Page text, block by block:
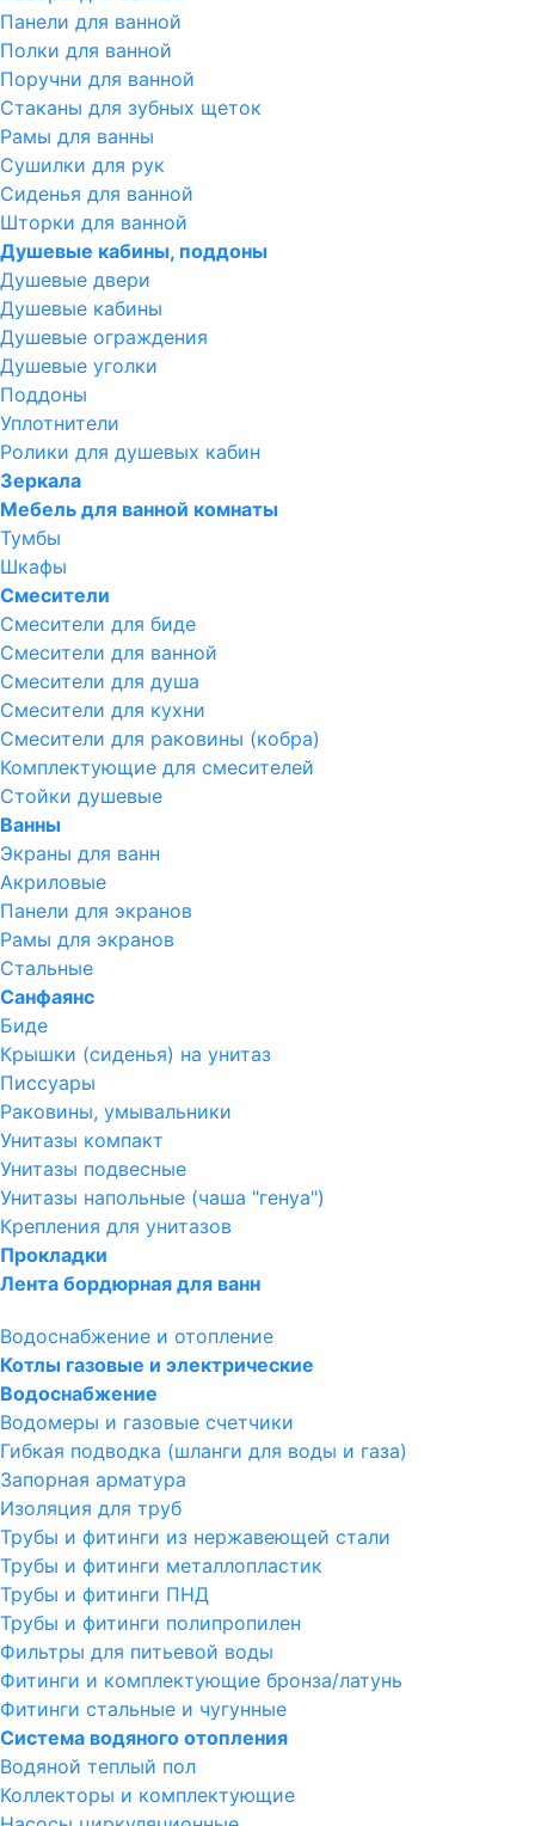
Панели для ванной
Полки для ванной
Поручни для ванной
Стаканы для зубных щеток
Рамы для ванны
Сушилки для рук
Сиденья для ванной
Шторки для ванной
Душевые кабины, поддоны
Душевые двери
Душевые кабины
Душевые ограждения
Душевые уголки
Поддоны
Уплотнители
Ролики для душевых кабин
Зеркала
Мебель для ванной комнаты
Тумбы
Шкафы
Смесители
Смесители для биде
Смесители для ванной
Смесители для душа
Смесители для кухни
Смесители для раковины (кобра)
Комплектующие для смесителей
Стойки душевые
Ванны
Экраны для ванн
Акриловые
Панели для экранов
Рамы для экранов
Стальные
Санфаянс
Биде
Крышки (сиденья) на унитаз
Писсуары
Раковины, умывальники
Унитазы компакт
Унитазы подвесные
Унитазы напольные (чаша "генуа")
Крепления для унитазов
Прокладки
Лента бордюрная для ванн
Водоснабжение и отопление
Котлы газовые и электрические
Водоснабжение
Водомеры и газовые счетчики
Гибкая подводка (шланги для воды и газа)
Запорная арматура
Изоляция для труб
Трубы и фитинги из нержавеющей стали
Трубы и фитинги металлопластик
Трубы и фитинги ПНД
Трубы и фитинги полипропилен
Фильтры для питьевой воды
Фитинги и комплектующие бронза/латунь
Фитинги стальные и чугунные
Система водяного отопления
Водяной теплый пол
Коллекторы и комплектующие